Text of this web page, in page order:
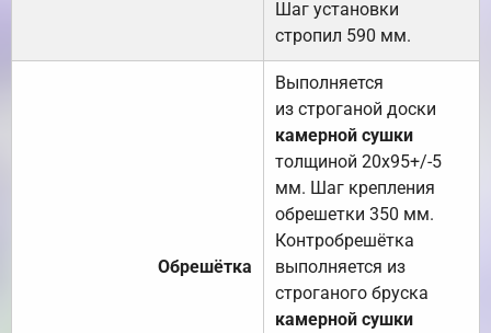
Шаг установки
стропил 590 мм.
Обрешётка
Выполняется
из строганой доски
камерной сушки
толщиной 20х95+/-5
мм. Шаг крепления
обрешетки 350 мм.
Контробрешётка
выполняется из
строганого бруска
камерной сушки